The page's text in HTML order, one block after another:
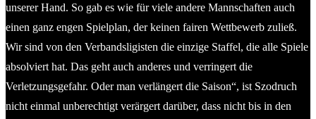
unserer Hand. So gab es wie für viele andere Mannschaften auch
einen ganz engen Spielplan, der keinen fairen Wettbewerb zuließ.
Wir sind von den Verbandsligisten die einzige Staffel, die alle Spiele
absolviert hat. Das geht auch anderes und verringert die
Verletzungsgefahr. Oder man verlängert die Saison“, ist Szodruch
nicht einmal unberechtigt verärgert darüber, dass nicht bis in den